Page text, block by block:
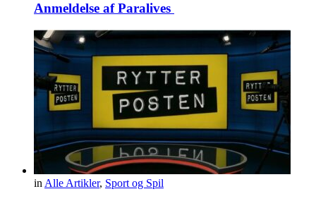
Anmeldelse af Paralives
in Alle Artikler, Sport og Spil